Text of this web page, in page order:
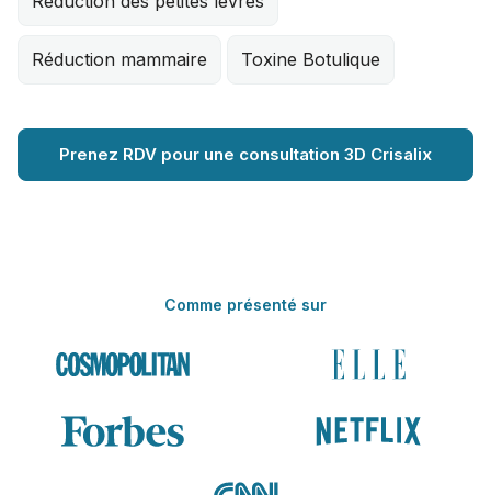
Réduction mammaire Toxine Botulique
Prenez RDV pour une consultation 3D Crisalix
Comme présenté sur